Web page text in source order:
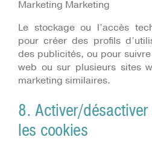
Marketing Marketing
Le stockage ou l’accès
pour créer des profils
des publicités, ou pour
web ou sur plusieurs sites
marketing similaires.
8. Activer/
les cookies